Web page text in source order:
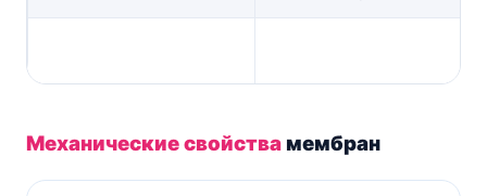
Механические свойства мембран